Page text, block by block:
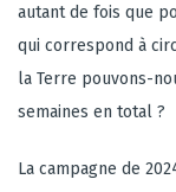
autant de fois que
qui correspond à
la Terre pouvons-
semaines en total ?
La campagne de